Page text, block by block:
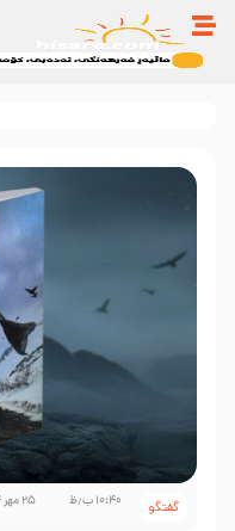
گفتگو ۱۰:۴۰ ب٫ظ ۲۵ مهر ۱۴۰۴